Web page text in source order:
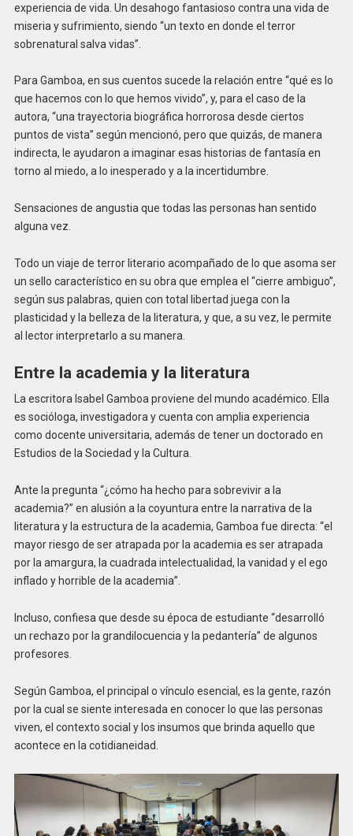
experiencia de vida. Un desahogo fantasioso contra una vida de
miseria y sufrimiento, siendo “un texto en donde el terror
sobrenatural salva vidas”.
Para Gamboa, en sus cuentos sucede la relación entre “qué es lo
que hacemos con lo que hemos vivido”, y, para el caso de la
autora, “una trayectoria biográfica horrorosa desde ciertos
puntos de vista” según mencionó, pero que quizás, de manera
indirecta, le ayudaron a imaginar esas historias de fantasía en
torno al miedo, a lo inesperado y a la incertidumbre.
Sensaciones de angustia que todas las personas han sentido
alguna vez.
Todo un viaje de terror literario acompañado de lo que asoma ser
un sello característico en su obra que emplea el “cierre ambiguo”,
según sus palabras, quien con total libertad juega con la
plasticidad y la belleza de la literatura, y que, a su vez, le permite
al lector interpretarlo a su manera.
Entre la academia y la literatura
La escritora Isabel Gamboa proviene del mundo académico. Ella
es socióloga, investigadora y cuenta con amplia experiencia
como docente universitaria, además de tener un doctorado en
Estudios de la Sociedad y la Cultura.
Ante la pregunta “¿cómo ha hecho para sobrevivir a la
academia?” en alusión a la coyuntura entre la narrativa de la
literatura y la estructura de la academia, Gamboa fue directa: “el
mayor riesgo de ser atrapada por la academia es ser atrapada
por la amargura, la cuadrada intelectualidad, la vanidad y el ego
inflado y horrible de la academia”.
Incluso, confiesa que desde su época de estudiante “desarrolló
un rechazo por la grandilocuencia y la pedantería” de algunos
profesores.
Según Gamboa, el principal o vínculo esencial, es la gente, razón
por la cual se siente interesada en conocer lo que las personas
viven, el contexto social y los insumos que brinda aquello que
acontece en la cotidianeidad.